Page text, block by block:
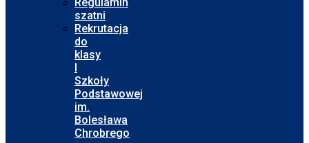
szatni
Rekrutacja
do
klasy
I
Szkoły
Podstawowej
im.
Bolesława
Chrobrego